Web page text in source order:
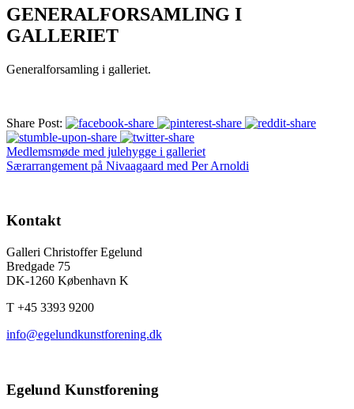
GENERALFORSAMLING I
GALLERIET
Generalforsamling i galleriet.
Share Post:
Medlemsmøde med julehygge i galleriet
Særarrangement på Nivaagaard med Per Arnoldi
Kontakt
Galleri Christoffer Egelund
Bredgade 75
DK-1260 København K
T +45 3393 9200
info@egelundkunstforening.dk
Egelund Kunstforening